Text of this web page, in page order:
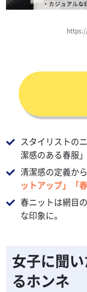
スタイリストの
潔感のある春服
清潔感の定義か
ットアップ」「春
春ニットは網目
な印象に。
女子に聞
るホンネ